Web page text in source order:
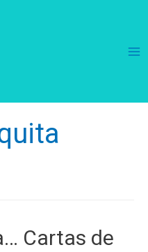
Cartas de